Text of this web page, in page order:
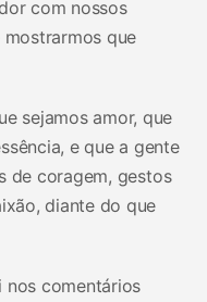
com nossos
que
sejamos amor, que
e que a gente
de coragem, gestos
diante do que
nos comentários